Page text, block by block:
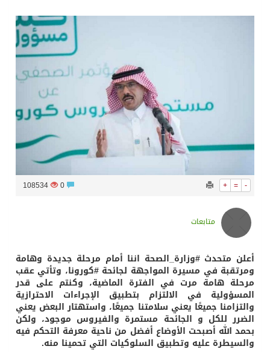
سراة عبيدة ضمن المراكز الأفضل إعلاميا في أجاويد عسير والثاني في مسار الثقافة والتراث
وزارة الحج والعمرة تعلن بدء وصول ضيوف الرحمن إلى المملكة لأداء فريضة الحج
المحكمة العليا غدٍ الخميس هو المكمل لشهر رمضان
+ = -
108534
متابعات
أعلن متحدث #وزارة_الصحة اننا أمام مرحلة جديدة وهامة
ومرتقبة في مسيرة المواجهة لجائحة #كورونا، وتأتي عقب
مرحلة هامة مرت في الفترة الماضية، وكنتم على قدر
المسؤولية في الالتزام بتطبيق الإجراءات الاحترازية
والتزامنا جميعًا يعني سلامتنا جميعًا، واستهتار البعض يعني
الضرر للكل و الجائحة مستمرة والفيروس موجود، ولكن
بحمد الله أصبحت الأوضاع أفضل من ناحية معرفة التحكم فيه
والسيطرة عليه وتطبيق السلوكيات التي تحمينا منه.